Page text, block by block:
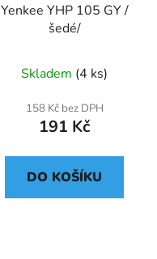
Yenkee YHP 105 GY /
šedé/
Skladem (4 ks)
158 Kč bez DPH
191 Kč
DO KOŠÍKU